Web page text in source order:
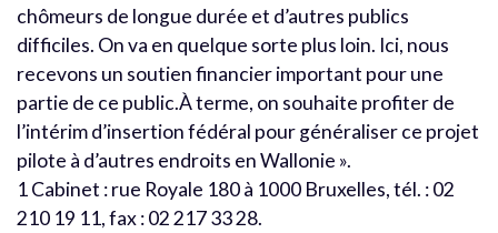
chômeurs de longue durée et d’autres publics
difficiles. On va en quelque sorte plus loin. Ici, nous
recevons un soutien financier important pour une
partie de ce public.À terme, on souhaite profiter de
l’intérim d’insertion fédéral pour généraliser ce projet
pilote à d’autres endroits en Wallonie ».
1 Cabinet : rue Royale 180 à 1000 Bruxelles, tél. : 02
210 19 11, fax : 02 217 33 28.